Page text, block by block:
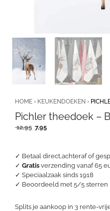
✓ Betaal direct,achteraf of
✓ Gratis verzending vanaf 65
✓ Speciaalzaak sinds 1918
✓ Beoordeeld met 5/5 sterren
Splits je aankoop in 3 rente-
HOME › KEUKENDOEKEN ›
Pichler theedoek –
12,95 Oorspronkelijke
12,95.
7,95Huidige
7,95.